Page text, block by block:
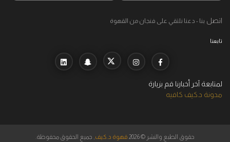
اتصل بنا - دعنا نلتقي على فنجان من القهوة
تابعنا
لمتابعة آخر أخبارنا قم بزيارة
مدونة د.كيف كافيه
حقوق الطبع والنشر © 2026 قهوة د.كيف, جميع الحقوق محفوظة.